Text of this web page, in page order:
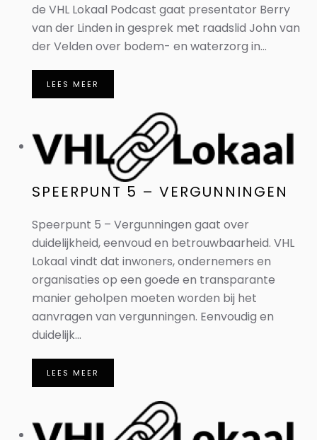
de VHL Lokaal Podcast gaat presentator Berry
van der Linden in gesprek met raadslid John van
der Velden over bodem- en waterzorg in...
LEES MEER
SPEERPUNT 5 – VERGUNNINGEN
Speerpunt 5 – Vergunningen gaat over
duidelijkheid, eenvoud en betrouwbaarheid. VHL
Lokaal vindt dat inwoners, ondernemers en
organisaties op een goede en transparante
manier geholpen moeten worden bij het
aanvragen van vergunningen. Eenvoudig en
duidelijk...
LEES MEER